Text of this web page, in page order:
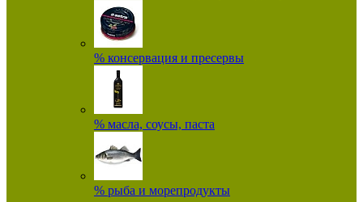
% консервация и пресервы
% масла, соусы, паста
% рыба и морепродукты